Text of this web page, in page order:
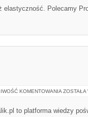
elastyczność. Polecamy
KOMENTOWANIA ZOSTAŁA
to platforma wiedzy